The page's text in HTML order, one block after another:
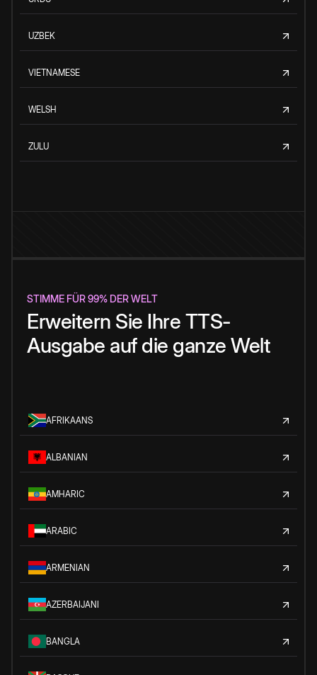
UZBEK
VIETNAMESE
WELSH
ZULU
STIMME FÜR 99% DER WELT
Erweitern Sie Ihre TTS-
Ausgabe auf die ganze Welt
AFRIKAANS
ALBANIAN
AMHARIC
ARABIC
ARMENIAN
AZERBAIJANI
BANGLA